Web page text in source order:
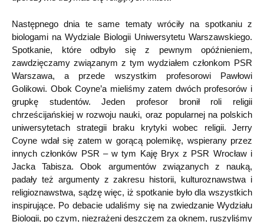
Następnego dnia te same tematy wróciły na spotkaniu z
biologami na Wydziale Biologii Uniwersytetu Warszawskiego.
Spotkanie, które odbyło się z pewnym opóźnieniem,
zawdzięczamy związanym z tym wydziałem członkom PSR
Warszawa, a przede wszystkim profesorowi Pawłowi
Golikowi. Obok Coyne’a mieliśmy zatem dwóch profesorów i
grupkę studentów. Jeden profesor bronił roli religii
chrześcijańskiej w rozwoju nauki, oraz popularnej na polskich
uniwersytetach strategii braku krytyki wobec religii. Jerry
Coyne wdał się zatem w gorącą polemikę, wspierany przez
innych członków PSR – w tym Kaję Bryx z PSR Wrocław i
Jacka Tabisza. Obok argumentów związanych z nauką,
padały też argumenty z zakresu historii, kulturoznawstwa i
religioznawstwa, sądzę więc, iż spotkanie było dla wszystkich
inspirujące. Po debacie udaliśmy się na zwiedzanie Wydziału
Biologii, po czym, niezrażeni deszczem za oknem, ruszyliśmy